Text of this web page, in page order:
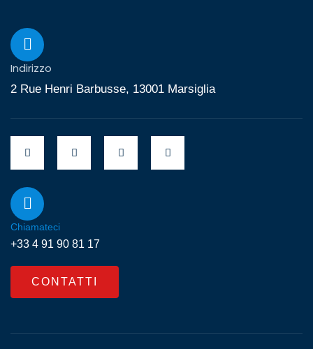
Indirizzo
2 Rue Henri Barbusse, 13001 Marsiglia
Chiamateci
+33 4 91 90 81 17
CONTATTI